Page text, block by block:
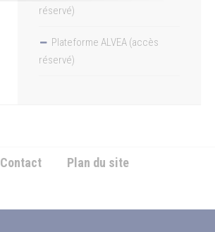
réservé)
Plateforme ALVEA (accès
réservé)
Contact Plan du site